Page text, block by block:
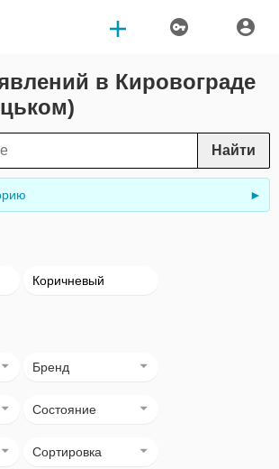
в Кировограде
Найти
►
Коричневый
Бренд
Состояние
Сортировка